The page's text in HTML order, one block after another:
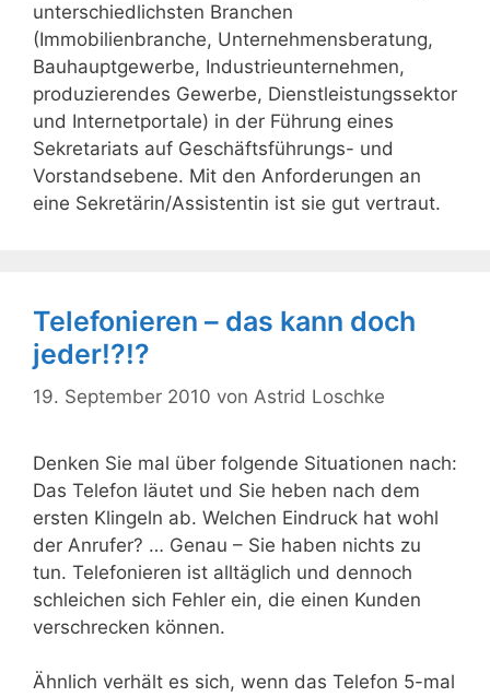
unterschiedlichsten Branchen
(Immobilienbranche, Unternehmensberatung,
Bauhauptgewerbe, Industrieunternehmen,
produzierendes Gewerbe, Dienstleistungssektor
und Internetportale) in der Führung eines
Sekretariats auf Geschäftsführungs- und
Vorstandsebene. Mit den Anforderungen an
eine Sekretärin/Assistentin ist sie gut vertraut.
Telefonieren – das kann doch
jeder!?!?
19. September 2010 von Astrid Loschke
Denken Sie mal über folgende Situationen nach:
Das Telefon läutet und Sie heben nach dem
ersten Klingeln ab. Welchen Eindruck hat wohl
der Anrufer? … Genau – Sie haben nichts zu
tun. Telefonieren ist alltäglich und dennoch
schleichen sich Fehler ein, die einen Kunden
verschrecken können.
Ähnlich verhält es sich, wenn das Telefon 5-mal